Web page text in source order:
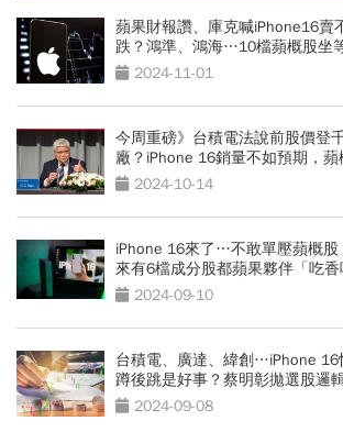
蘋果財報讚、庫克喊iPhone16賣
跌？鴻準、鴻海…10檔蘋概股坐
2024-11-01
今周重磅》台積電法說前股價登
廠？iPhone 16銷量不如預期，蘋
2024-10-14
iPhone 16來了…不敢單壓蘋概
來有6檔成分股都蘋果夥伴「吃香
2024-09-10
台積電、廣達、緯創…iPhone 16
蹲後跳是好事？蔡明彰拋選股邏
2024-09-08